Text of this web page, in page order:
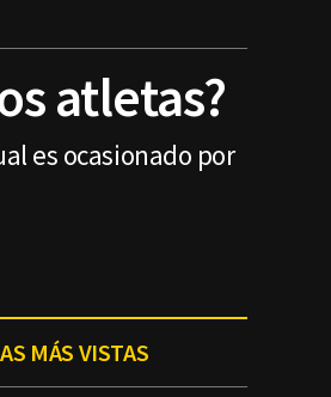
atletas?
es ocasionado por
MÁS VISTAS